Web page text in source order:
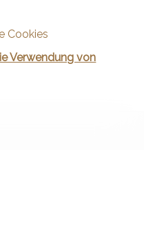
Cookies
Verwendung von